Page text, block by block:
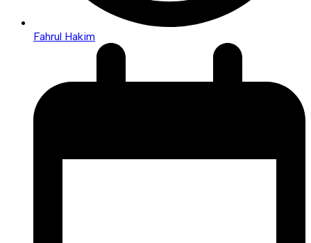
Fahrul Hakim